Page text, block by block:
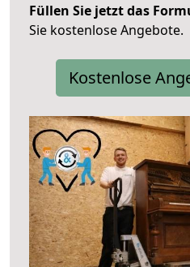
Füllen Sie jetzt das
Sie kostenlose Angebote.
Kostenlose